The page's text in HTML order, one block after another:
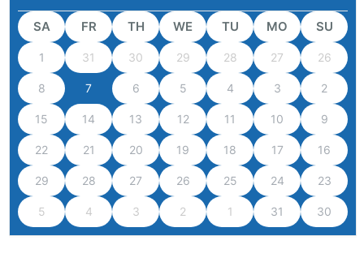
SU
MO
TU
WE
TH
FR
SA
26
27
28
29
30
31
1
2
3
4
5
6
7
8
9
10
11
12
13
14
15
16
17
18
19
20
21
22
23
24
25
26
27
28
29
30
31
1
2
3
4
5